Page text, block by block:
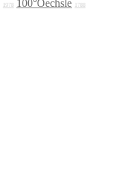
1978 100°Oechsle 1788